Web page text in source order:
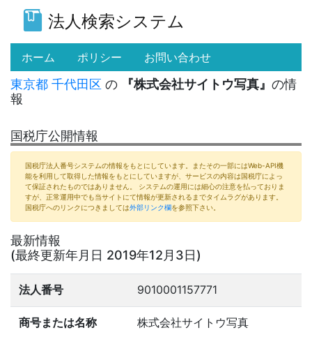
法人検索システム
ホーム (current)
ポリシー お問い合わせ
東京都 千代田区 の 『株式会社サイトウ写真』 の情
報
国税庁公開情報
国税庁法人番号システムの情報をもとにしています。またその一部にはWeb-API機
能を利用して取得した情報をもとにしていますが、サービスの内容は国税庁によっ
て保証されたものではありません。 システムの運用には細心の注意を払っておりま
すが、正常運用中でも当サイトにて情報が更新されるまでタイムラグがあります。
国税庁へのリンクにつきましては外部リンク欄を参照下さい。
最新情報
(最終更新年月日 2019年12月3日)
法人番号 9010001157771
商号または名称 株式会社サイトウ写真